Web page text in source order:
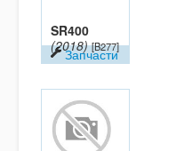
SR400
(2018) [B277]
Запчасти